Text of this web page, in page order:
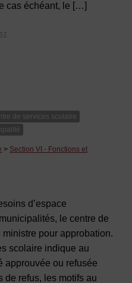
cas échéant, le […]
de services scolaire
> Section VI - Fonctions et
d’espace
le centre de
pour approbation.
scolaire indique au
approuvée ou refusée
de refus, les motifs au